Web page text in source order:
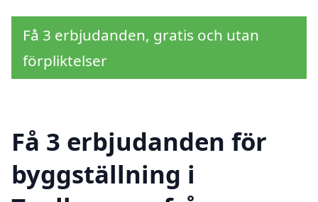
Få 3 erbjudanden, gratis och utan
förpliktelser
Få 3 erbjudanden för
byggställning i